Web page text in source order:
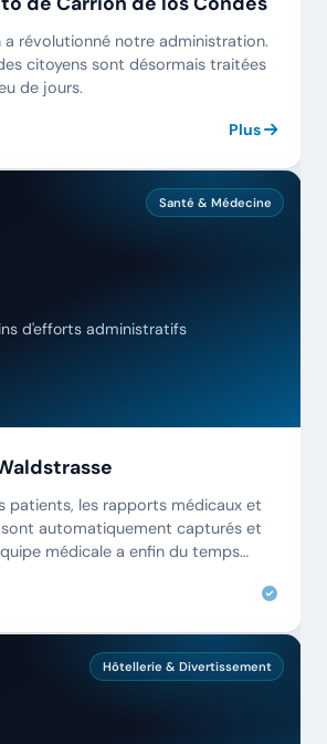
a révolutionné notre administration.
citoyens sont désormais traitées
de jours.
Plus
Santé & Médecine
d'efforts administratifs
patients, les rapports médicaux et
automatiquement capturés et
médicale a enfin du temps
Hôtellerie & Divertissement